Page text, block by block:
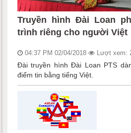
Truyền hình Đài Loan
trình riêng cho người Việt
04:37 PM 02/04/2018 Lượt xem:
Đài truyền hình Đài Loan PTS
điểm tin bằng tiếng Việt.